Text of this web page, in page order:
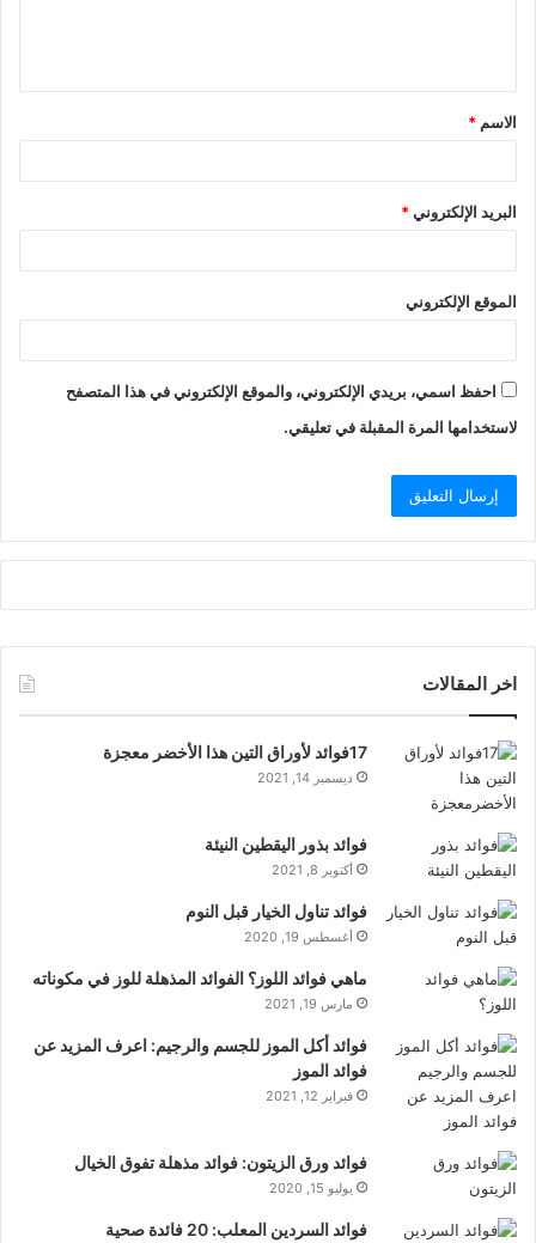
ق
*
الاسم *
البريد الإلكتروني*
الموقع الإلكتروني
احفظ اسمي، بريدي الإلكتروني، والموقع الإلكتروني في هذا المتصفح
لاستخدامها المرة المقبلة في تعليقي.
اخر المقالات
17فوائد لأوراق التين هذا الأخضر معجزة
ديسمبر 14, 2021
فوائد بذور اليقطين النيئة
أكتوبر 8, 2021
فوائد تناول الخيار قبل النوم
أغسطس 19, 2020
ماهي فوائد اللوز؟ الفوائد المذهلة للوز في مكوناته
مارس 19, 2021
فوائد أكل الموز للجسم والرجيم: اعرف المزيد عن
فوائد الموز
فبراير 12, 2021
فوائد ورق الزيتون: فوائد مذهلة تفوق الخيال
يوليو 15, 2020
فوائد السردين المعلب: 20 فائدة صحية